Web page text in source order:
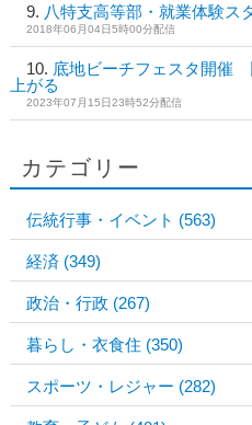
八特支高等部・就業体験ス
2018年06月04日5時00分配信
底地ビーチフェスタ開催
上がる
2023年07月15日23時52分配信
カテゴリー
伝統行事・イベント (563)
経済 (349)
政治・行政 (267)
暮らし・衣食住 (350)
スポーツ・レジャー (282)